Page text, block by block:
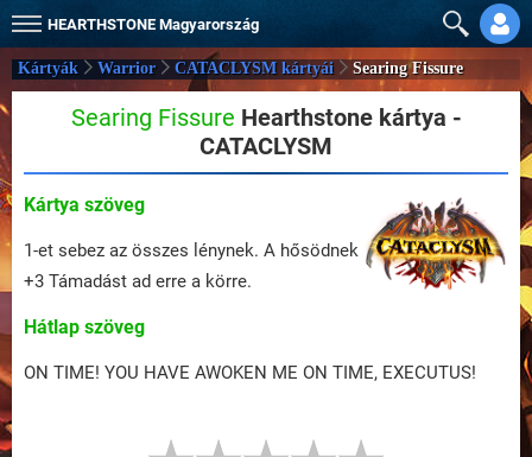
HEARTHSTONE Magyarország
Kártyák Warrior CATACLYSM kártyái Searing Fissure
Searing Fissure Hearthstone kártya -
CATACLYSM
Kártya szöveg
1-et sebez az összes lénynek. A hősödnek
+3 Támadást ad erre a körre.
Hátlap szöveg
ON TIME! YOU HAVE AWOKEN ME ON TIME, EXECUTUS!